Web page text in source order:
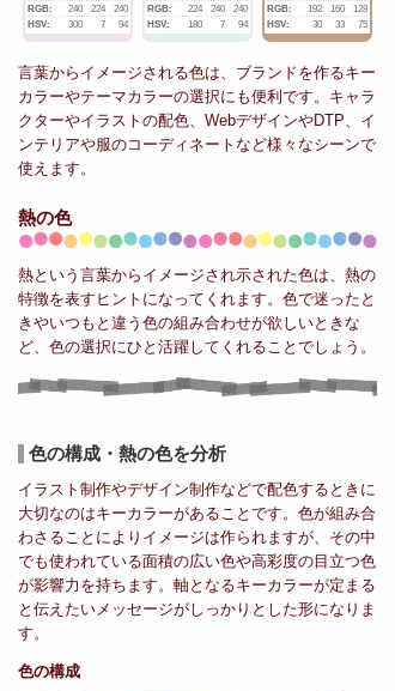
RGB: 240 224
240
HSV:
300 7 94
RGB: 224 240
240
HSV:
180 7 94
RGB: 192 160
128
HSV:
30 33 75
言葉からイメージされる色は、ブランドを作るキー
カラーやテーマカラーの選択にも便利です。キャラ
クターやイラストの配色、WebデザインやDTP、イ
ンテリアや服のコーディネートなど様々なシーンで
使えます。
熱の色
熱という言葉からイメージされ示された色は、熱の
特徴を表すヒントになってくれます。色で迷ったと
きやいつもと違う色の組み合わせが欲しいときな
ど、色の選択にひと活躍してくれることでしょう。
色の構成・熱の色を分析
イラスト制作やデザイン制作などで配色するときに
大切なのはキーカラーがあることです。色が組み合
わさることによりイメージは作られますが、その中
でも使われている面積の広い色や高彩度の目立つ色
が影響力を持ちます。軸となるキーカラーが定まる
と伝えたいメッセージがしっかりとした形になりま
す。
色の構成